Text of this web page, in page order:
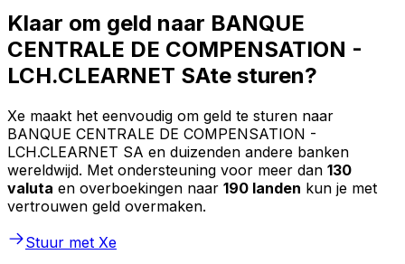
Klaar om geld naar BANQUE
CENTRALE DE COMPENSATION -
LCH.CLEARNET SAte sturen?
Xe maakt het eenvoudig om geld te sturen naar
BANQUE CENTRALE DE COMPENSATION -
LCH.CLEARNET SA en duizenden andere banken
wereldwijd. Met ondersteuning voor meer dan 130
valuta en overboekingen naar 190 landen kun je met
vertrouwen geld overmaken.
Stuur met Xe